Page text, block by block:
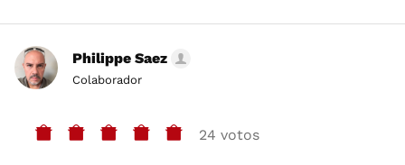
Philippe Saez
Colaborador
24 votos